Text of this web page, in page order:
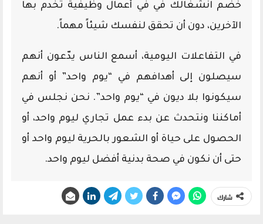
خضم انشغالك في في أعمال وظيفية تخدم بها
الآخرين، دون أن تحقق لنفسك شيئاً مهماً.
في التفاعلات اليومية، أسمع الناس يدّعون أنهم
سيصلون إلى أهدافهم في “يوم واحد” أو أنهم
سيكونوا بلا ديون في “يوم واحد”. نحن نجلس في
أماكننا ونتحدث عن بدء عمل تجاري ليوم واحد، أو
الحصول على حياة أو الشعور بالحرية ليوم واحد أو
حتى أن نكون في صحة بدنية أفضل ليوم واحد.
شارك